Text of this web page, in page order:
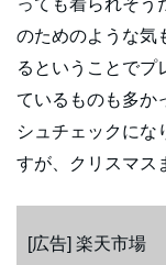
っても着られそう
のためのような気
るということでプ
ているものも多か
シュチェックにな
すが、クリスマス
[広告] 楽天市場